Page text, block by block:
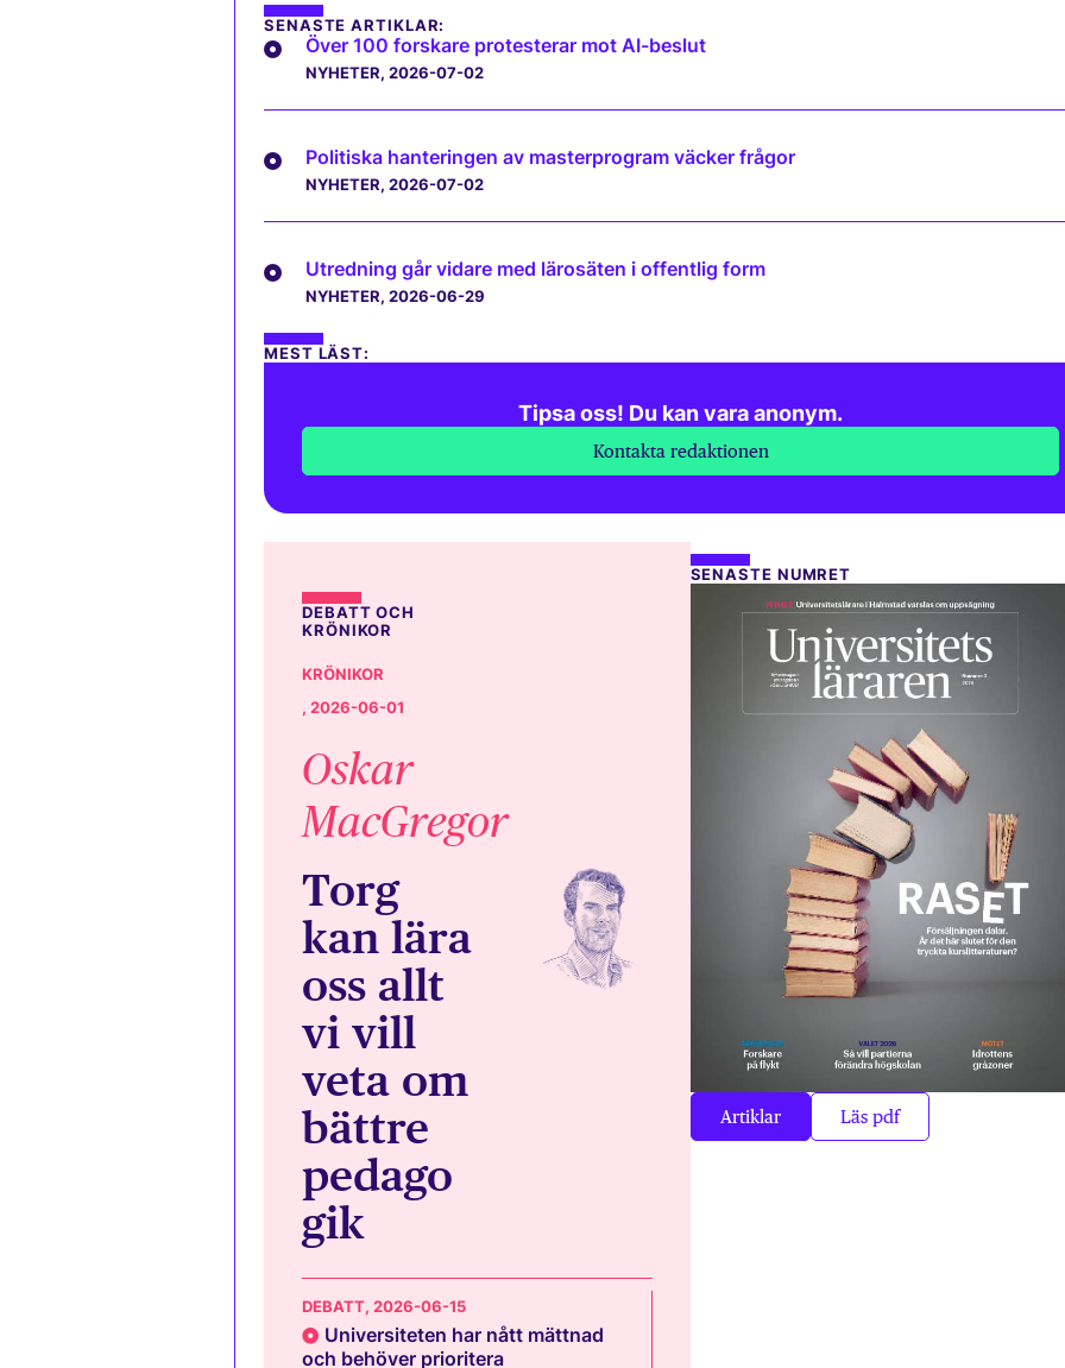
SENASTE ARTIKLAR:
Över 100 forskare protesterar mot AI-beslut
NYHETER, 2026-07-02
Politiska hanteringen av masterprogram väcker frågor
NYHETER, 2026-07-02
Utredning går vidare med lärosäten i offentlig form
NYHETER, 2026-06-29
MEST LÄST:
Tipsa oss! Du kan vara anonym.
Kontakta redaktionen
DEBATT OCH
KRÖNIKOR
KRÖNIKOR
, 2026-06-01
Oskar
MacGregor
Torg
kan lära
oss allt
vi vill
veta om
bättre
pedago
gik
DEBATT, 2026-06-15
Universiteten har nått mättnad
och behöver prioritera
SENASTE NUMRET
Artiklar Läs pdf